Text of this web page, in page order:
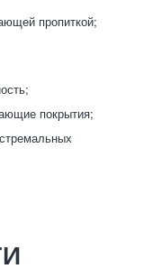
пропиткой;
покрытия;